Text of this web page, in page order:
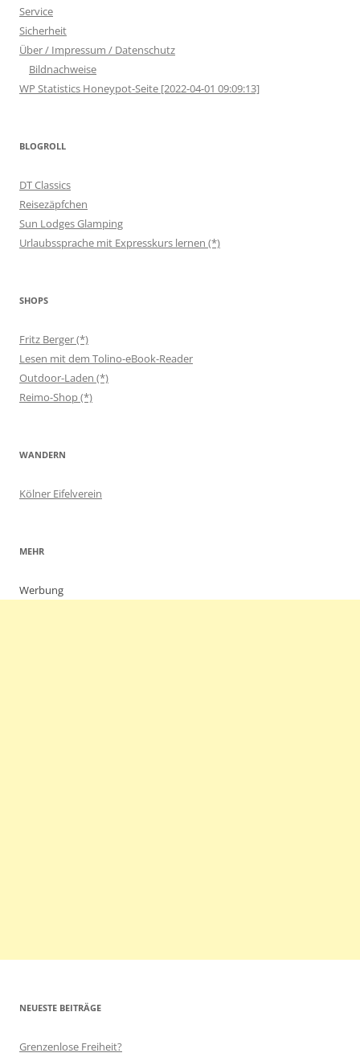
Service
Sicherheit
Über / Impressum / Datenschutz
Bildnachweise
WP Statistics Honeypot-Seite [2022-04-01 09:09:13]
BLOGROLL
DT Classics
Reisezäpfchen
Sun Lodges Glamping
Urlaubssprache mit Expresskurs lernen (*)
SHOPS
Fritz Berger (*)
Lesen mit dem Tolino-eBook-Reader
Outdoor-Laden (*)
Reimo-Shop (*)
WANDERN
Kölner Eifelverein
MEHR
Werbung
NEUESTE BEITRÄGE
Grenzenlose Freiheit?